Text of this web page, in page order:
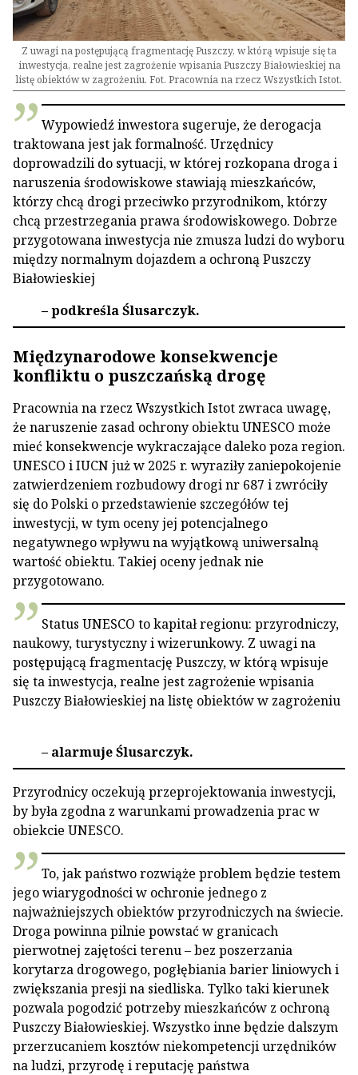
Z uwagi na postępującą fragmentację Puszczy, w którą wpisuje się ta
inwestycja, realne jest zagrożenie wpisania Puszczy Białowieskiej na
listę obiektów w zagrożeniu. Fot. Pracownia na rzecz Wszystkich Istot.
Wypowiedź inwestora sugeruje, że derogacja
traktowana jest jak formalność. Urzędnicy
doprowadzili do sytuacji, w której rozkopana droga i
naruszenia środowiskowe stawiają mieszkańców,
którzy chcą drogi przeciwko przyrodnikom, którzy
chcą przestrzegania prawa środowiskowego. Dobrze
przygotowana inwestycja nie zmusza ludzi do wyboru
między normalnym dojazdem a ochroną Puszczy
Białowieskiej
– podkreśla Ślusarczyk.
Międzynarodowe konsekwencje
konfliktu o puszczańską drogę
Pracownia na rzecz Wszystkich Istot zwraca uwagę,
że naruszenie zasad ochrony obiektu UNESCO może
mieć konsekwencje wykraczające daleko poza region.
UNESCO i IUCN już w 2025 r. wyraziły zaniepokojenie
zatwierdzeniem rozbudowy drogi nr 687 i zwróciły
się do Polski o przedstawienie szczegółów tej
inwestycji, w tym oceny jej potencjalnego
negatywnego wpływu na wyjątkową uniwersalną
wartość obiektu. Takiej oceny jednak nie
przygotowano.
Status UNESCO to kapitał regionu: przyrodniczy,
naukowy, turystyczny i wizerunkowy. Z uwagi na
postępującą fragmentację Puszczy, w którą wpisuje
się ta inwestycja, realne jest zagrożenie wpisania
Puszczy Białowieskiej na listę obiektów w zagrożeniu
– alarmuje Ślusarczyk.
Przyrodnicy oczekują przeprojektowania inwestycji,
by była zgodna z warunkami prowadzenia prac w
obiekcie UNESCO.
To, jak państwo rozwiąże problem będzie testem
jego wiarygodności w ochronie jednego z
najważniejszych obiektów przyrodniczych na świecie.
Droga powinna pilnie powstać w granicach
pierwotnej zajętości terenu – bez poszerzania
korytarza drogowego, pogłębiania barier liniowych i
zwiększania presji na siedliska. Tylko taki kierunek
pozwala pogodzić potrzeby mieszkańców z ochroną
Puszczy Białowieskiej. Wszystko inne będzie dalszym
przerzucaniem kosztów niekompetencji urzędników
na ludzi, przyrodę i reputację państwa